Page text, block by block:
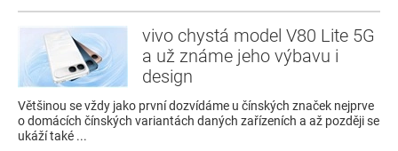
vivo chystá model V80 Lite 5G
a už známe jeho výbavu i
design
Většinou se vždy jako první dozvídáme u čínských značek nejprve
o domácích čínských variantách daných zařízeních a až později se
ukáží také ...